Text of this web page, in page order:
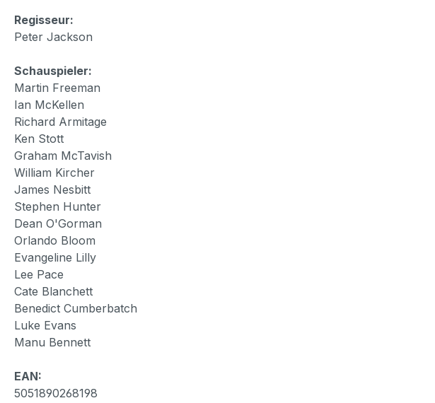
Regisseur:
Peter Jackson
Schauspieler:
Martin Freeman
Ian McKellen
Richard Armitage
Ken Stott
Graham McTavish
William Kircher
James Nesbitt
Stephen Hunter
Dean O'Gorman
Orlando Bloom
Evangeline Lilly
Lee Pace
Cate Blanchett
Benedict Cumberbatch
Luke Evans
Manu Bennett
EAN:
5051890268198